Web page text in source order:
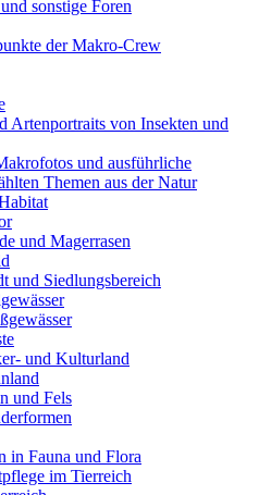
sonstige Foren
der Makro-Crew
Artenportraits von Insekten und
und ausführliche
Themen aus der Natur
und Magerrasen
und Siedlungsbereich
und Kulturland
und Fels
in Fauna und Flora
im Tierreich